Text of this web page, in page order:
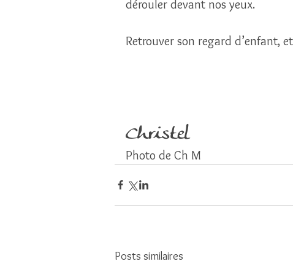
dérouler devant nos yeux.
Retrouver son regard d’enfant,
Christel
Photo de Ch M
Posts similaires